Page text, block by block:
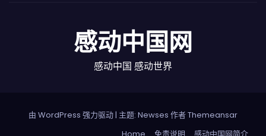
感动中国网
感动中国 感动世界
由 WordPress 强力驱动| 主题: Newses 作者Themeansar